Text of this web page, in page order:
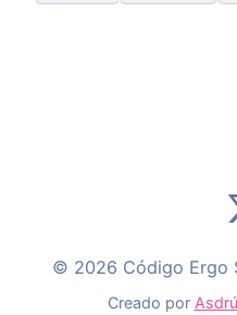
© 2026 Código Ergo
Creado por